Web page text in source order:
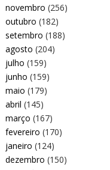
novembro (256)
outubro (182)
setembro (188)
agosto (204)
julho (159)
junho (159)
maio (179)
abril (145)
março (167)
fevereiro (170)
janeiro (124)
dezembro (150)